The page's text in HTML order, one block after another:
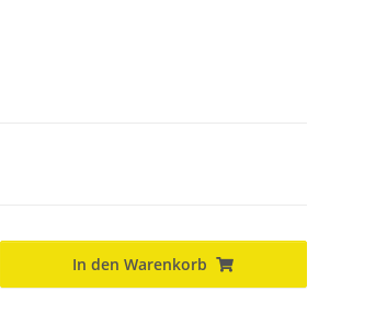
In den Warenkorb